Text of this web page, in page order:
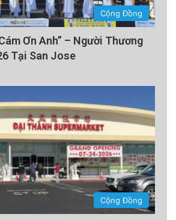
Cộng Đồng
Ơn Anh” – Người Thương
Tại San Jose
Cộng Đồng